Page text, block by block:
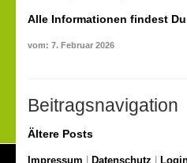
Alle Informationen findest
vom: 7. Februar 2026
Beitragsnavigation
Ältere Posts
Impressum Datenschutz